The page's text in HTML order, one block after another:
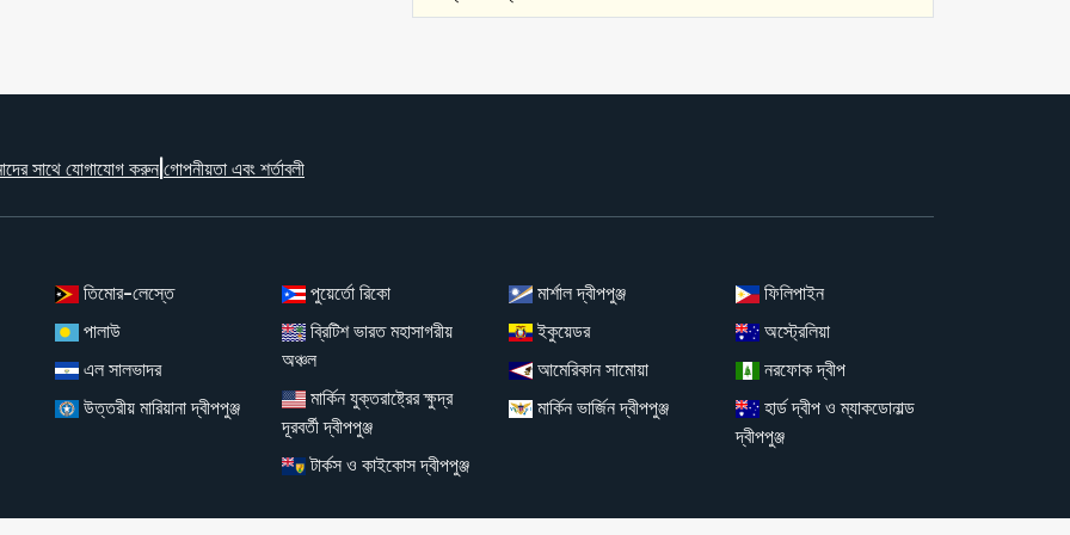
সাথে যোগাযোগ করুন গোপনীয়তা এবং শর্তাবলী
তিমোর-লেস্তে
পালাউ
এল সালভাদর
উত্তরীয় মারিয়ানা দ্বীপপুঞ্জ
পুয়ের্তো রিকো
ব্রিটিশ ভারত মহাসাগরীয়
অঞ্চল
মার্কিন যুক্তরাষ্ট্রের ক্ষুদ্র
দূরবর্তী দ্বীপপুঞ্জ
টার্কস ও কাইকোস দ্বীপপুঞ্জ
মার্শাল দ্বীপপুঞ্জ
ইকুয়েডর
আমেরিকান সামোয়া
মার্কিন ভার্জিন দ্বীপপুঞ্জ
ফিলিপাইন
অস্ট্রেলিয়া
নরফোক দ্বীপ
হার্ড দ্বীপ ও ম্যাকডোনাল্ড
দ্বীপপুঞ্জ